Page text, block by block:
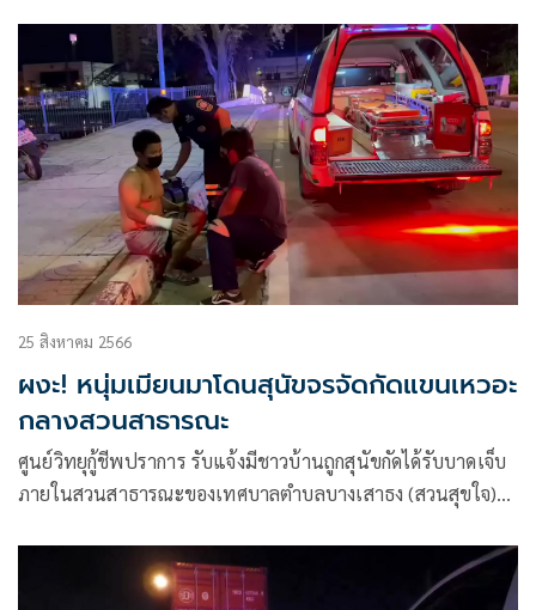
25 สิงหาคม 2566
ผงะ! หนุ่มเมียนมาโดนสุนัขจรจัดกัดแขนเหวอะ
กลางสวนสาธารณะ
ศูนย์วิทยุกู้ชีพปราการ รับแจ้งมีชาวบ้านถูกสุนัขกัดได้รับบาดเจ็บ
ภายในสวนสาธารณะของเทศบาลตำบลบางเสาธง (สวนสุขใจ)